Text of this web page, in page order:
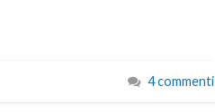
4 commenti